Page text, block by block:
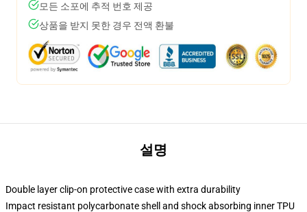
모든 소포에 추적 번호 제공
상품을 받지 못한 경우 전액 환불
설명
Double layer clip-on protective case with extra durability
Impact resistant polycarbonate shell and shock absorbing inner TPU